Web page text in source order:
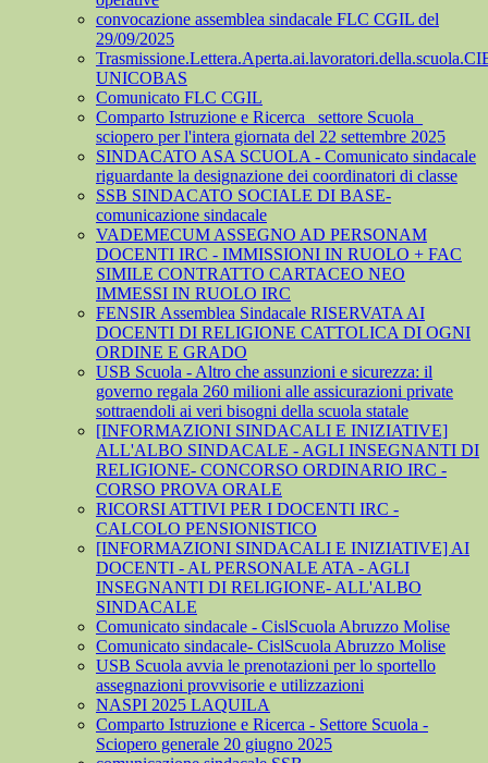
convocazione assemblea sindacale FLC CGIL del
29/09/2025
UNICOBAS
Comunicato FLC CGIL
Comparto Istruzione e Ricerca_ settore Scuola_
sciopero per l'intera giornata del 22 settembre 2025
SINDACATO ASA SCUOLA - Comunicato sindacale
riguardante la designazione dei coordinatori di classe
SSB SINDACATO SOCIALE DI BASE-
comunicazione sindacale
VADEMECUM ASSEGNO AD PERSONAM
DOCENTI IRC - IMMISSIONI IN RUOLO + FAC
SIMILE CONTRATTO CARTACEO NEO
IMMESSI IN RUOLO IRC
FENSIR Assemblea Sindacale RISERVATA AI
DOCENTI DI RELIGIONE CATTOLICA DI OGNI
ORDINE E GRADO
USB Scuola - Altro che assunzioni e sicurezza: il
governo regala 260 milioni alle assicurazioni private
sottraendoli ai veri bisogni della scuola statale
[INFORMAZIONI SINDACALI E INIZIATIVE]
ALL'ALBO SINDACALE - AGLI INSEGNANTI DI
RELIGIONE- CONCORSO ORDINARIO IRC -
CORSO PROVA ORALE
RICORSI ATTIVI PER I DOCENTI IRC -
CALCOLO PENSIONISTICO
[INFORMAZIONI SINDACALI E INIZIATIVE] AI
DOCENTI - AL PERSONALE ATA - AGLI
INSEGNANTI DI RELIGIONE- ALL'ALBO
SINDACALE
Comunicato sindacale - CislScuola Abruzzo Molise
Comunicato sindacale- CislScuola Abruzzo Molise
USB Scuola avvia le prenotazioni per lo sportello
assegnazioni provvisorie e utilizzazioni
NASPI 2025 LAQUILA
Comparto Istruzione e Ricerca - Settore Scuola -
Sciopero generale 20 giugno 2025